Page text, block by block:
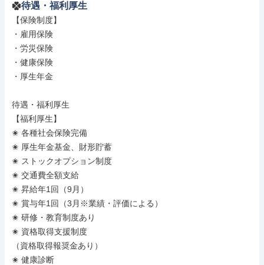
待遇・福利厚生
【保険制度】
・雇用保険
・労災保険
・健康保険
・厚生年金
待遇・福利厚生
【福利厚生】
✬ 各種社会保険完備
✬ 厚生年金基金、財形貯蓄
✬ ストックオプション制度
✬ 交通費全額支給
✬ 昇給年1回（9月）
✬ 賞与年1回（3月※業績・評価による）
✬ 研修・教育制度あり
✬ 資格取得支援制度
（資格取得報奨金あり）
✬ 健康診断